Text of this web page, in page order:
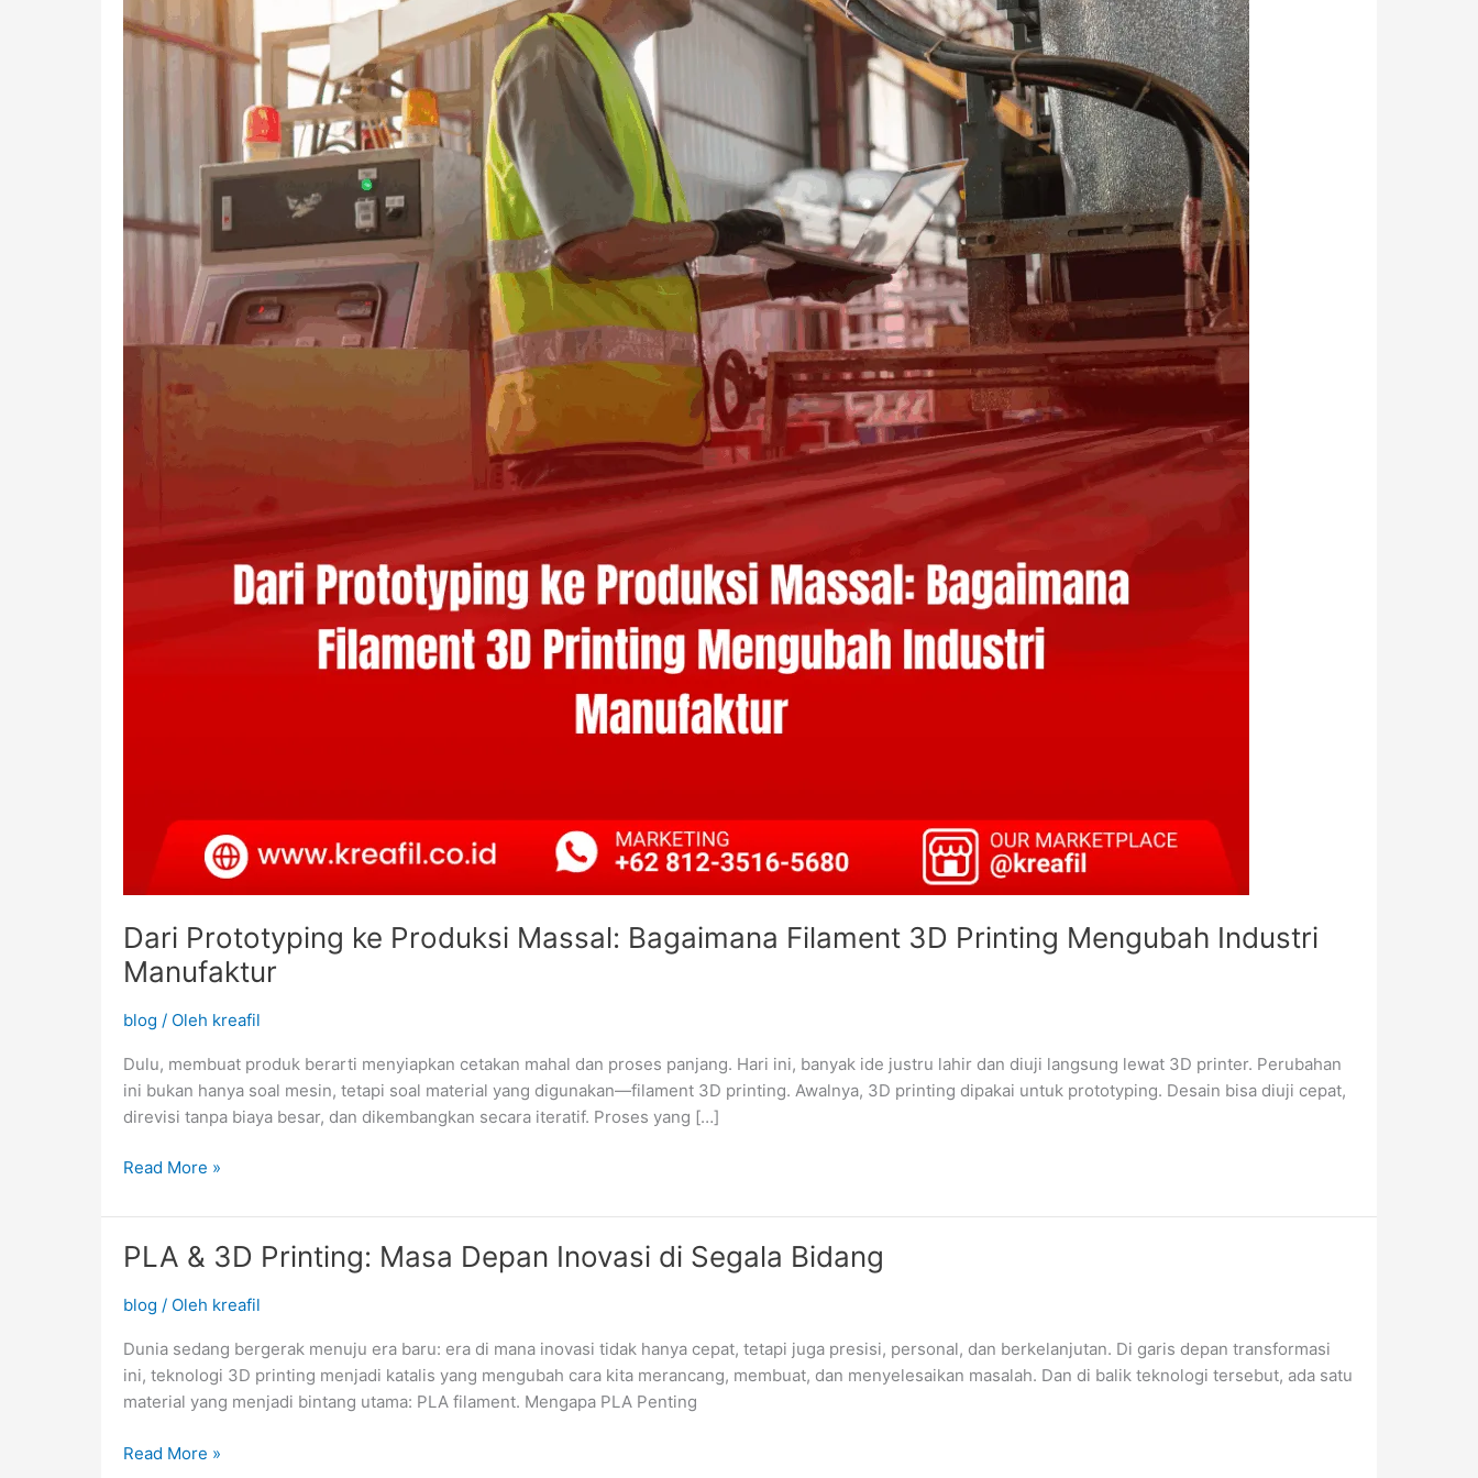
Dari Prototyping ke Produksi Massal: Bagaimana Filament 3D Printing Mengubah Industri
Manufaktur
blog / Oleh kreafil
Dulu, membuat produk berarti menyiapkan cetakan mahal dan proses panjang. Hari ini, banyak ide justru lahir dan diuji langsung lewat 3D printer. Perubahan
ini bukan hanya soal mesin, tetapi soal material yang digunakan—filament 3D printing. Awalnya, 3D printing dipakai untuk prototyping. Desain bisa diuji cepat,
direvisi tanpa biaya besar, dan dikembangkan secara iteratif. Proses yang […]
Mengubah
Industri
Read More »
PLA & 3D Printing: Masa Depan Inovasi di Segala Bidang
blog / Oleh kreafil
Dunia sedang bergerak menuju era baru: era di mana inovasi tidak hanya cepat, tetapi juga presisi, personal, dan berkelanjutan. Di garis depan transformasi
ini, teknologi 3D printing menjadi katalis yang mengubah cara kita merancang, membuat, dan menyelesaikan masalah. Dan di balik teknologi tersebut, ada satu
material yang menjadi bintang utama: PLA filament. Mengapa PLA Penting
PLA
3D
Masa
Depan
Inovasi
Segala
Read More »